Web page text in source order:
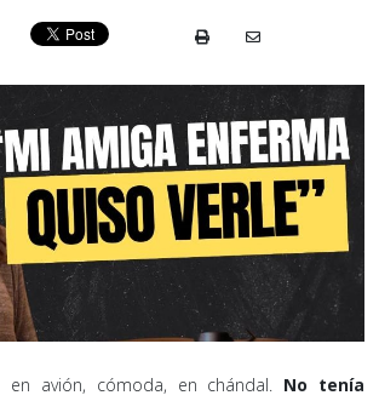
en avión, cómoda, en chándal. No tenía